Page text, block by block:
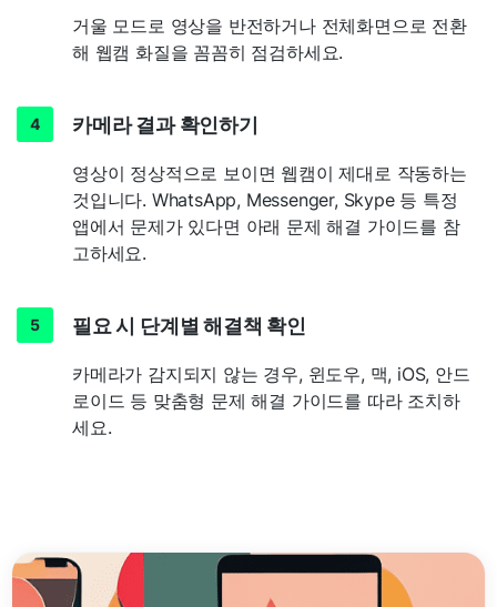
거울 모드로 영상을 반전하거나 전체화면으로 전환
해 웹캠 화질을 꼼꼼히 점검하세요.
카메라 결과 확인하기
영상이 정상적으로 보이면 웹캠이 제대로 작동하는
것입니다. WhatsApp, Messenger, Skype 등 특정
앱에서 문제가 있다면 아래 문제 해결 가이드를 참
고하세요.
필요 시 단계별 해결책 확인
카메라가 감지되지 않는 경우, 윈도우, 맥, iOS, 안드
로이드 등 맞춤형 문제 해결 가이드를 따라 조치하
세요.